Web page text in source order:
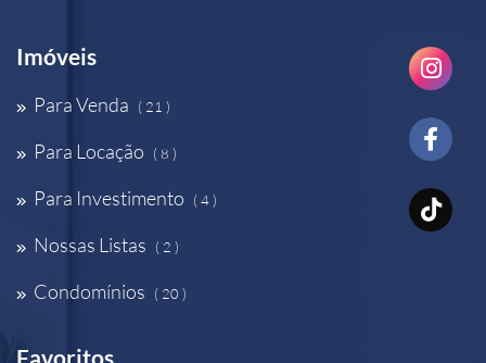
Imóveis
Para Venda ( 21 )
Para Locação ( 8 )
Para Investimento ( 4 )
Nossas Listas ( 2 )
Condomínios ( 20 )
Favoritos